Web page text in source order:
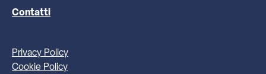
Contatti
Privacy Policy
Cookie Policy